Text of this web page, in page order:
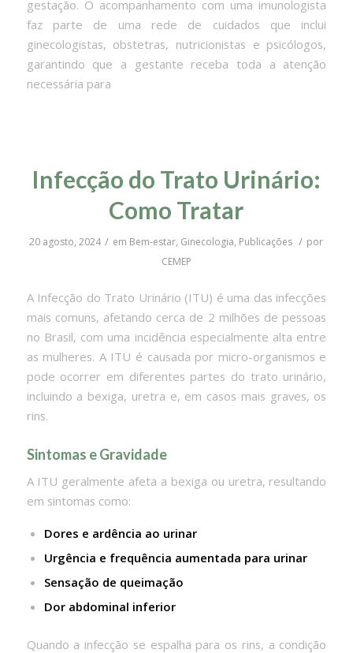
gestação. O acompanhamento com uma imunologista
faz parte de uma rede de cuidados que inclui
ginecologistas, obstetras, nutricionistas e psicólogos,
garantindo que a gestante receba toda a atenção
necessária para
Infecção do Trato Urinário:
Como Tratar
20 agosto, 2024 / em Bem-estar, Ginecologia, Publicações / por
CEMEP
A Infecção do Trato Urinário (ITU) é uma das infecções
mais comuns, afetando cerca de 2 milhões de pessoas
no Brasil, com uma incidência especialmente alta entre
as mulheres. A ITU é causada por micro-organismos e
pode ocorrer em diferentes partes do trato urinário,
incluindo a bexiga, uretra e, em casos mais graves, os
rins.
Sintomas e Gravidade
A ITU geralmente afeta a bexiga ou uretra, resultando
em sintomas como:
Dores e ardência ao urinar
Urgência e frequência aumentada para urinar
Sensação de queimação
Dor abdominal inferior
Quando a infecção se espalha para os rins, a condição